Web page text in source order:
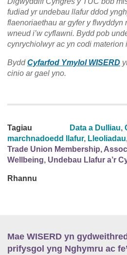
fudiad yr undebau llafur ddod
flaenoriaethau ar gyfer y flwyddyn
wneud i’w cyflawni. Bydd pob
cynrychiolwyr ac yn codi materion
ByddCyfarfod Ymylol WISERD
cinio ar gael yno.
Tagiau Data a Dulliau,
marchnadoedd llafur, Lleoliadau
Trade Union Membership,
Wellbeing, Undebau Llafur a’r
Rhannu
Mae WISERD yn
prifysgol yng Nghymru ac